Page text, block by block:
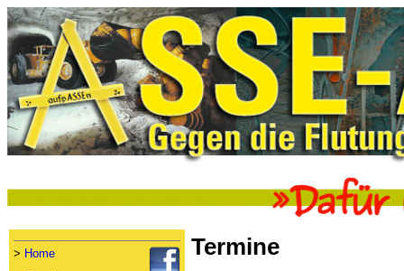
> Home
Termine